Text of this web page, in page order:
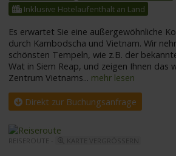
Inklusive Hotelaufenthalt an Land
Es erwartet Sie eine außergewöhnliche
durch Kambodscha und Vietnam. Wir
schönsten Tempeln, wie z.B. der
Wat in Siem Reap, und zeigen Ihnen das
Zentrum Vietnams... mehr lesen
Direkt zur Buchungsanfrage
REISEROUTE -